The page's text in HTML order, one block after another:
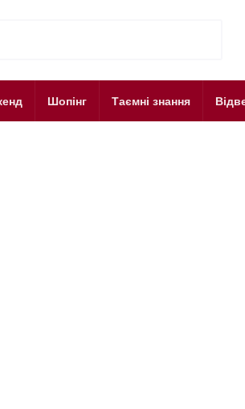
Шопінг Таємні знання